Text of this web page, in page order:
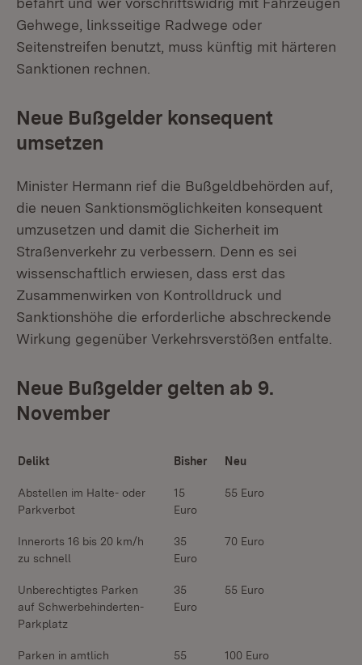
Gehwege, linksseitige Radwege oder
Seitenstreifen benutzt, muss künftig mit härteren
Sanktionen rechnen.
Neue Bußgelder konsequent
umsetzen
Minister Hermann rief die Bußgeldbehörden auf,
die neuen Sanktionsmöglichkeiten konsequent
umzusetzen und damit die Sicherheit im
Straßenverkehr zu verbessern. Denn es sei
wissenschaftlich erwiesen, dass erst das
Zusammenwirken von Kontrolldruck und
Sanktionshöhe die erforderliche abschreckende
Wirkung gegenüber Verkehrsverstößen entfalte.
Neue Bußgelder gelten ab 9.
November
Delikt Bisher Neu
Abstellen im Halte- oder
Parkverbot
15
Euro
55 Euro
Innerorts 16 bis 20 km/h
zu schnell
35
Euro
70 Euro
Unberechtigtes Parken
auf Schwerbehinderten-
Parkplatz
35
Euro
55 Euro
Parken in amtlich
55
100 Euro